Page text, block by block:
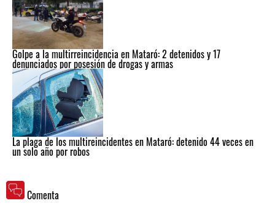
Golpe a la multirreincidencia en Mataró: 2 detenidos y 17
denunciados por posesión de drogas y armas
La plaga de los multireincidentes en Mataró: detenido 44 veces en
un solo año por robos
Comenta